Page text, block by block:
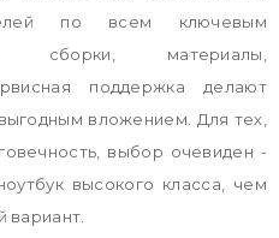
по всем ключевым
сборки, материалы,
поддержка делают
вложением. Для тех,
выбор очевиден -
высокого класса, чем